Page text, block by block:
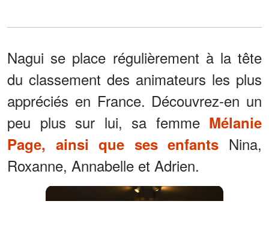
Nagui se place régulièrement à la tête
du classement des animateurs les plus
appréciés en France. Découvrez-en un
peu plus sur lui, sa femme Mélanie
Page, ainsi que ses enfants Nina,
Roxanne, Annabelle et Adrien.